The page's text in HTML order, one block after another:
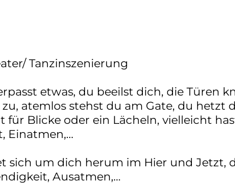
Tanzinszenierung
etwas, du beeilst dich, die Türen
atemlos stehst du am Gate, du hetzt
für Blicke oder ein Lächeln, vielleicht
Einatmen,…
sich um dich herum im Hier und Jetzt,
Ausatmen,…